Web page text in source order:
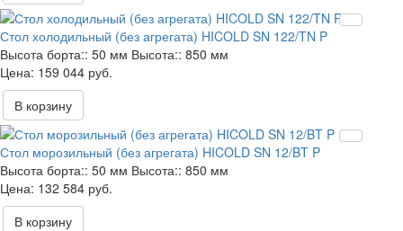
Стол холодильный (без агрегата) HICOLD SN 122/TN P
Высота борта:: 50 мм Высота:: 850 мм
159 044 руб.
В корзину
Стол морозильный (без агрегата) HICOLD SN 12/BT P
Высота борта:: 50 мм Высота:: 850 мм
132 584 руб.
В корзину